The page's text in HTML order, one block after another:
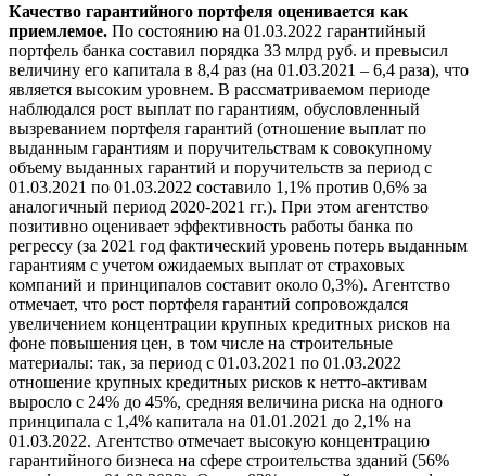
Качество гарантийного портфеля оценивается как
приемлемое. По состоянию на 01.03.2022 гарантийный
портфель банка составил порядка 33 млрд руб. и превысил
величину его капитала в 8,4 раз (на 01.03.2021 – 6,4 раза), что
является высоким уровнем. В рассматриваемом периоде
наблюдался рост выплат по гарантиям, обусловленный
вызреванием портфеля гарантий (отношение выплат по
выданным гарантиям и поручительствам к совокупному
объему выданных гарантий и поручительств за период с
01.03.2021 по 01.03.2022 составило 1,1% против 0,6% за
аналогичный период 2020-2021 гг.). При этом агентство
позитивно оценивает эффективность работы банка по
регрессу (за 2021 год фактический уровень потерь выданным
гарантиям с учетом ожидаемых выплат от страховых
компаний и принципалов составит около 0,3%). Агентство
отмечает, что рост портфеля гарантий сопровождался
увеличением концентрации крупных кредитных рисков на
фоне повышения цен, в том числе на строительные
материалы: так, за период с 01.03.2021 по 01.03.2022
отношение крупных кредитных рисков к нетто-активам
выросло с 24% до 45%, средняя величина риска на одного
принципала с 1,4% капитала на 01.01.2021 до 2,1% на
01.03.2022. Агентство отмечает высокую концентрацию
гарантийного бизнеса на сфере строительства зданий (56%